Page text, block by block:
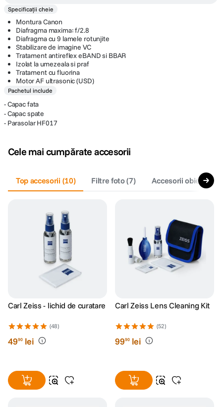
Specificații cheie
Montura Canon
Diafragma maxima: f/2.8
Diafragma cu 9 lamele rotunjite
Stabilizare de imagine VC
Tratament antireflex eBAND si BBAR
Izolat la umezeala si praf
Tratament cu fluorina
Motor AF ultrasonic (USD)
Pachetul include
- Capac fata
- Capac spate
- Parasolar HF017
Cele mai cumpărate accesorii
Top accesorii (10) Filtre foto(7) Accesorii obiective
Carl Zeiss - lichid de curatare
(48)
4990 lei
Carl Zeiss Lens Cleaning Kit
(52)
9990 lei